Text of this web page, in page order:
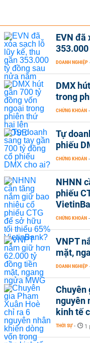
EVN đã
DOANH NGHIỆP
DMX
trong
CHỨNG KHOÁN -
Tự
phiếu
CHỨNG KHOÁN -
NHNN
phiếu
CHỨNG KHOÁN -
VNPT
mặt,
DOANH NGHIỆP
Chuyên
nguyên
kinh tế
THỜI SỰ - 1